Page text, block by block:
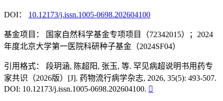
DOI： 10.12173/j.issn.1005-0698.202604100
基金项目：
国家自然科学基金专项项目（72342015）；2024
年度北京大学第一医院科研种子基金（2024SF04）
引用格式：
段玥涵, 陈超阳, 张玉, 等. 罕见病超说明书用药专
家共识（2026版）[J]. 药物流行病学杂志, 2026, 35(5): 493-507.
DOI: 10.12173/j.issn.1005-0698.202604100. 